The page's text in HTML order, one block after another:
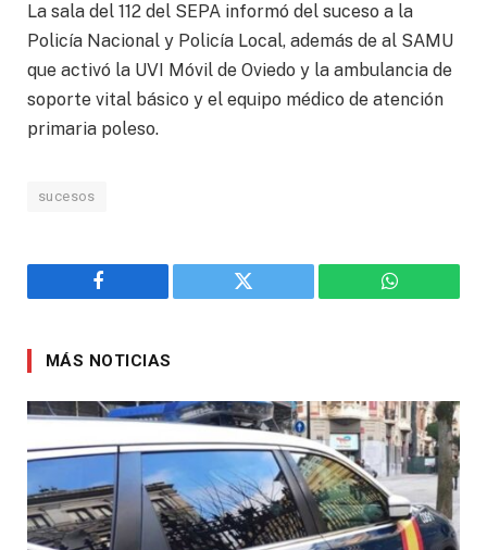
La sala del 112 del SEPA informó del suceso a la
Policía Nacional y Policía Local, además de al SAMU
que activó la UVI Móvil de Oviedo y la ambulancia de
soporte vital básico y el equipo médico de atención
primaria poleso.
sucesos
Facebook Twitter WhatsApp
MÁS NOTICIAS